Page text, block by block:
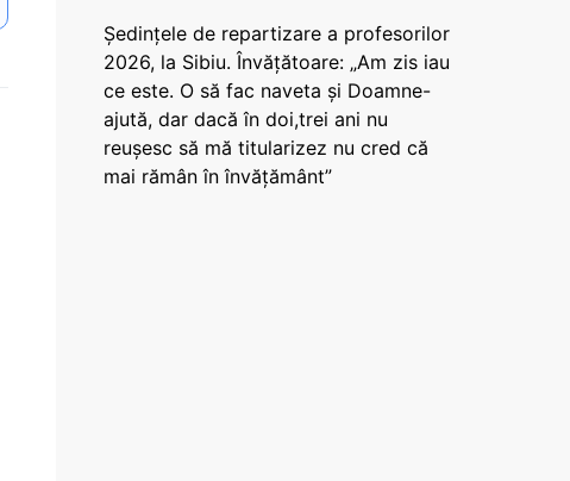
Ședințele de repartizare a profesorilor
2026, la Sibiu. Învățătoare: „Am zis iau
ce este. O să fac naveta și Doamne-
ajută, dar dacă în doi,trei ani nu
reușesc să mă titularizez nu cred că
mai rămân în învățământ”